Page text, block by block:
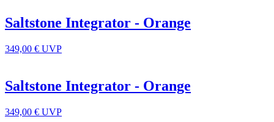
Saltstone Integrator - Orange
349,00 € UVP
Saltstone Integrator - Orange
349,00 € UVP